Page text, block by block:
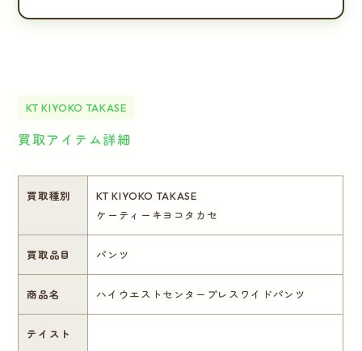
KT KIYOKO TAKASE
買取アイテム詳細
買取種別
KT KIYOKO TAKASE
ケーティーキヨコタカセ
買取品目 パンツ
商品名 ハイウエストセンタープレスワイドパンツ
テイスト